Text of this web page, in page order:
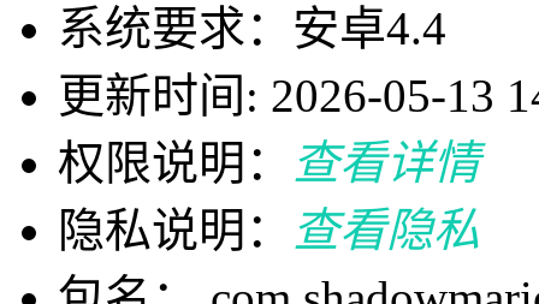
系统要求：安卓4.4
更新时间: 2026-05-13
权限说明：
查看详情
隐私说明：
查看隐私